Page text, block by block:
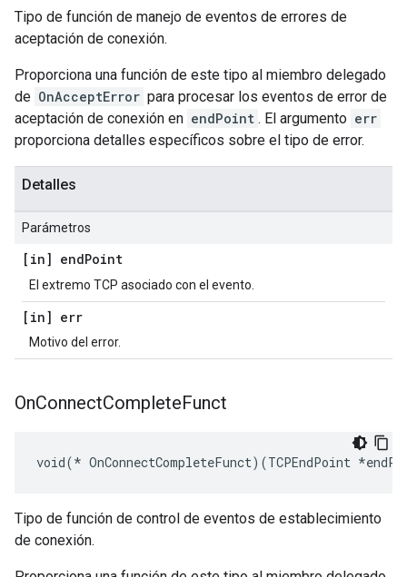
Tipo de función de manejo de eventos de errores de
aceptación de conexión.
Proporciona una función de este tipo al miembro delegado
de OnAcceptError para procesar los eventos de error de
aceptación de conexión en endPoint . El argumento err
proporciona detalles específicos sobre el tipo de error.
Detalles
Parámetros
[in] endPoint
El extremo TCP asociado con el evento.
[in] err
Motivo del error.
OnConnectCompleteFunct
void(* OnConnectCompleteFunct)(TCPEndPoint
Tipo de función de control de eventos de establecimiento
de conexión.